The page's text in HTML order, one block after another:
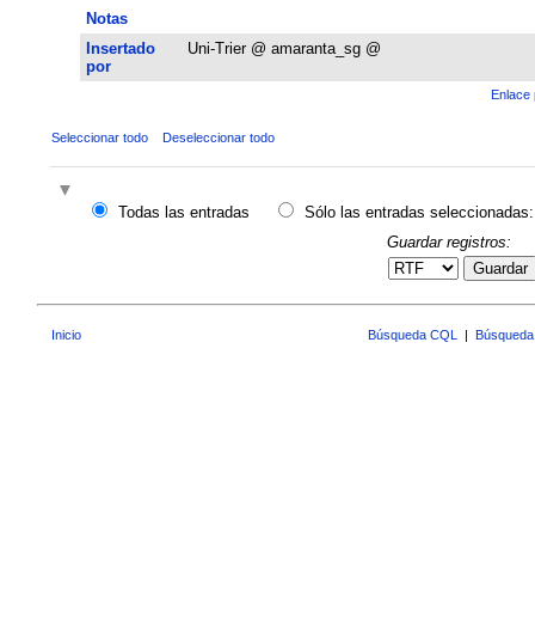
Notas
Insertado
por
Uni-Trier @ amaranta_sg @
Enlace
Seleccionar todo Deseleccionar todo
Todas las entradas
Sólo las entradas seleccionadas:
Guardar registros:
Guardar
Inicio Búsqueda CQL